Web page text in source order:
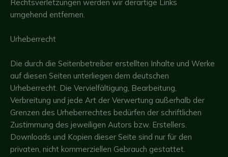
Rechtsverletzungen werden wir derartige Links
umgehend entfernen.
Urheberrecht
Die durch die Seitenbetreiber erstellten Inhalte und Werke
auf diesen Seiten unterliegen dem deutschen
Urheberrecht. Die Vervielfältigung, Bearbeitung,
Verbreitung und jede Art der Verwertung außerhalb der
Grenzen des Urheberrechtes bedürfen der schriftlichen
Zustimmung des jeweiligen Autors bzw. Erstellers.
Downloads und Kopien dieser Seite sind nur für den
privaten, nicht kommerziellen Gebrauch gestattet.